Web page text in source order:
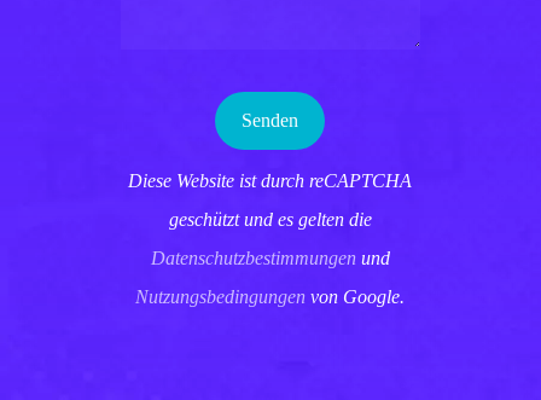
Diese Website ist durch reCAPTCHA
geschützt und es gelten die
Datenschutzbestimmungenund
Nutzungsbedingungen von Google.